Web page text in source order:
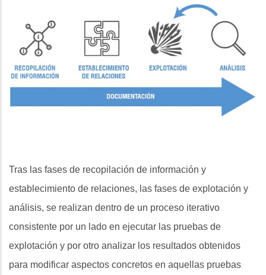
Tras las fases de recopilación de información y
establecimiento de relaciones, las fases de explotación y
análisis, se realizan dentro de un proceso iterativo
consistente por un lado en ejecutar las pruebas de
explotación y por otro analizar los resultados obtenidos
para modificar aspectos concretos en aquellas pruebas